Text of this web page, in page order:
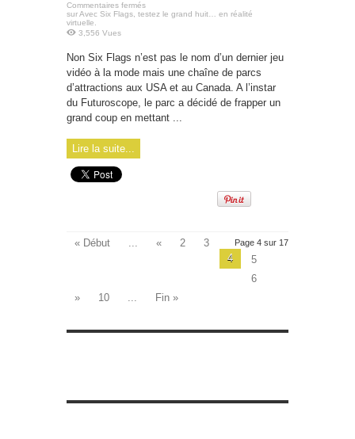
Commentaires fermés
sur Avec Six Flags, testez le grand huit… en réalité
virtuelle.
3,556 Vues
Non Six Flags n’est pas le nom d’un dernier jeu
vidéo à la mode mais une chaîne de parcs
d’attractions aux USA et au Canada. A l’instar
du Futuroscope, le parc a décidé de frapper un
grand coup en mettant ...
Lire la suite...
Page 4 sur 17
« Début ... « 2
3
4
5
6
»
10 ... Fin »